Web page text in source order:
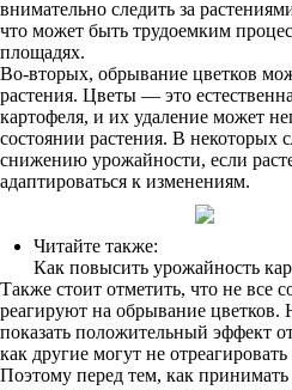
внимательно следить за
что может быть трудоемким
площадях.
Во-вторых, обрывание цветков
растения. Цветы — это
картофеля, и их удаление может
состоянии растения. В некоторых
снижению урожайности, если
адаптироваться к изменениям.
Читайте также:
Как повысить урожайность
Также стоит отметить, что не все
реагируют на обрывание цветков.
показать положительный эффект
как другие могут не
Поэтому перед тем, как